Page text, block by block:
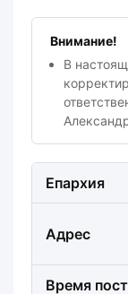
Внимание!
В
Епархия
Адрес
Время